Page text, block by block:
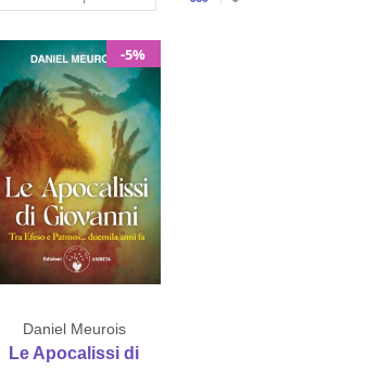
-5%
Daniel Meurois
Le Apocalissi di